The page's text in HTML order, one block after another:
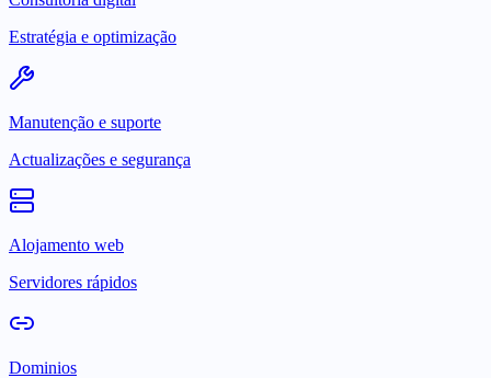
Estratégia e optimização
Manutenção e suporte
Actualizações e segurança
Alojamento web
Servidores rápidos
Dominios